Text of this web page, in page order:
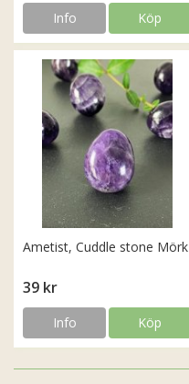
Info Köp
Ametist, Cuddle stone Mörk
39 kr
Info Köp